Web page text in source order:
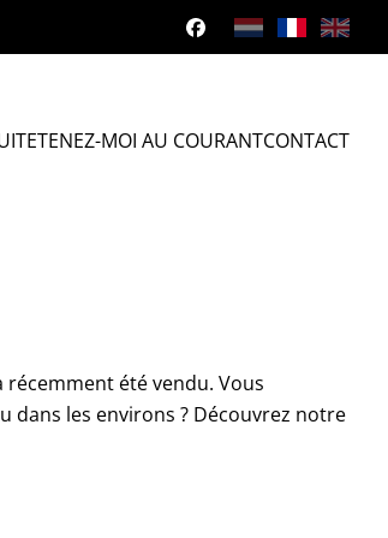
TENEZ-MOI AU COURANTCONTACT
récemment été vendu. Vous
dans les environs ? Découvrez notre